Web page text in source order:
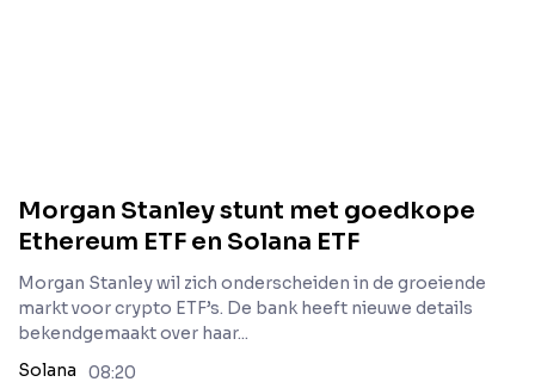
Morgan Stanley stunt met goedkope
Ethereum ETF en Solana ETF
Morgan Stanley wil zich onderscheiden in de groeiende
markt voor crypto ETF’s. De bank heeft nieuwe details
bekendgemaakt over haar...
Solana
08:20